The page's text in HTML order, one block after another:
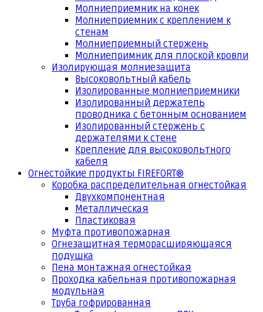
Молниеприемник на конек
Молниеприемник с креплением к
стенам
Молниеприемный стержень
Молниепримник для плоской кровли
Изолирующая молниезащита
Высоковольтный кабель
Изолированные молниеприемники
Изолированный держатель
проводника с бетонным основанием
Изолированный стержень с
держателями к стене
Крепление для высоковольтного
кабеля
Огнестойкие продукты FIREFORT®
Коробка распределительная огнестойкая
Двухкомпонентная
Металлическая
Пластиковая
Муфта противопожарная
Огнезащитная терморасширяющаяся
подушка
Пена монтажная огнестойкая
Проходка кабельная противопожарная
модульная
Труба гофрированная